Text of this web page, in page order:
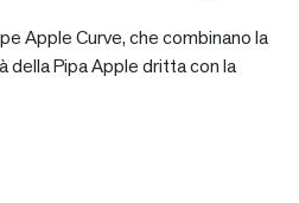
Apple Curve, che combinano la
della Pipa Apple dritta con la